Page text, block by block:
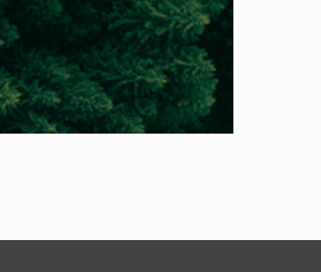
也陸續提出各自的淨零碳排